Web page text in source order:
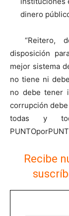
dinero
“Reitero,
disposición
mejor sistema
no tiene ni
no debe tener
corrupción
todas y
Recibe